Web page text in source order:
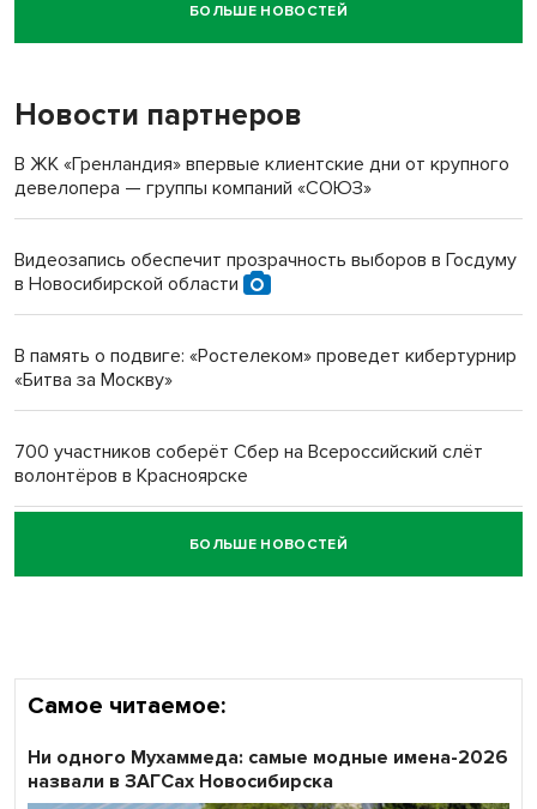
Новосибирский суд наказал водителя за смерть
пенсионерки на вокзале
«Мы живём на пастбище!»: в новосибирском селе лошади
терроризируют жителей
Новосибирский преподаватель с женой вошли в топ-16
БОЛЬШЕ НОВОСТЕЙ
Новости партнеров
В ЖК «Гренландия» впервые клиентские дни от крупного
девелопера — группы компаний «СОЮЗ»
Видеозапись обеспечит прозрачность выборов в Госдуму
в Новосибирской области
В память о подвиге: «Ростелеком» проведет кибертурнир
«Битва за Москву»
700 участников соберёт Сбер на Всероссийский слёт
волонтёров в Красноярске
Честный выбор: видеонаблюдение обеспечит
объективность результатов ЕДГ в Новосибирской
БОЛЬШЕ НОВОСТЕЙ
Самое читаемое:
Ни одного Мухаммеда: самые модные имена-2026
назвали в ЗАГСах Новосибирска